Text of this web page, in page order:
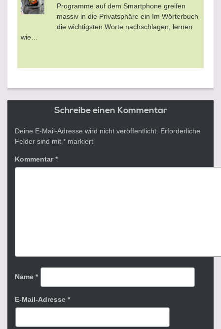
Programme auf dem Smartphone greifen
massiv in die Privatsphäre ein Im Wörterbuch
die wichtigsten Worte nachschlagen, lernen
wie…
Schreibe einen Kommentar
Deine E-Mail-Adresse wird nicht veröffentlicht. Erforderliche
Felder sind mit * markiert
Kommentar*
Name *
E-Mail-Adresse *